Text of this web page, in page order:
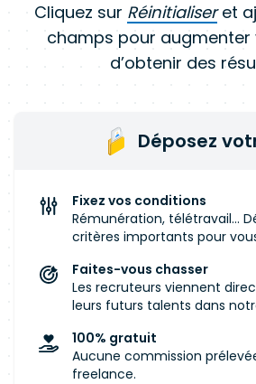
Cliquez sur Réinitialiseret
champs pour augmenter
d’obtenir des
Déposez
Fixez vos conditions
Rémunération, télétravail...
critères importants pour
Faites-vous chasser
Les recruteurs viennent
leurs futurs talents dans
100% gratuit
Aucune commission
freelance.